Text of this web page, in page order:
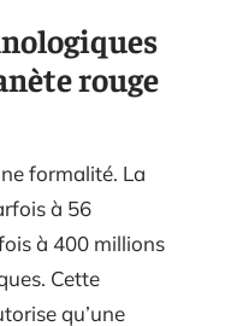
rouge
formalité. La
à 56
à 400 millions
Cette
qu’une